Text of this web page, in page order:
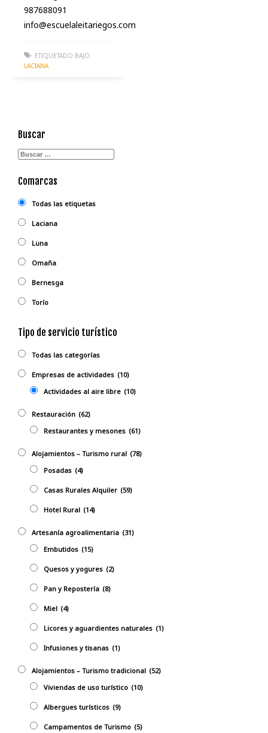
987688091
info@escuelaleitariegos.com
ETIQUETADO BAJO:
LACIANA
Buscar
Comarcas
Todas las etiquetas
Laciana
Luna
Omaña
Bernesga
Torío
Tipo de servicio turístico
Todas las categorías
Empresas de actividades (10)
Actividades al aire libre (10)
Restauración (62)
Restaurantes y mesones (61)
Alojamientos – Turismo rural (78)
Posadas (4)
Casas Rurales Alquiler (59)
Hotel Rural (14)
Artesanía agroalimentaria (31)
Embutidos (15)
Quesos y yogures (2)
Pan y Repostería (8)
Miel (4)
Licores y aguardientes naturales (1)
Infusiones y tisanas (1)
Alojamientos – Turismo tradicional (52)
Viviendas de uso turístico (10)
Albergues turísticos (9)
Campamentos de Turismo (5)